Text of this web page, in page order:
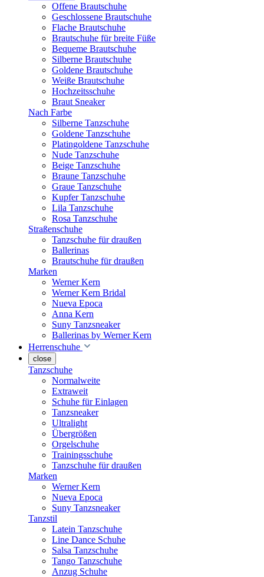
Offene Brautschuhe
Geschlossene Brautschuhe
Flache Brautschuhe
Brautschuhe für breite Füße
Bequeme Brautschuhe
Silberne Brautschuhe
Goldene Brautschuhe
Weiße Brautschuhe
Hochzeitsschuhe
Braut Sneaker
Nach Farbe
Silberne Tanzschuhe
Goldene Tanzschuhe
Platingoldene Tanzschuhe
Nude Tanzschuhe
Beige Tanzschuhe
Braune Tanzschuhe
Graue Tanzschuhe
Kupfer Tanzschuhe
Lila Tanzschuhe
Rosa Tanzschuhe
Straßenschuhe
Tanzschuhe für draußen
Ballerinas
Brautschuhe für draußen
Marken
Werner Kern
Werner Kern Bridal
Nueva Epoca
Anna Kern
Suny Tanzsneaker
Ballerinas by Werner Kern
Herrenschuhe
close
Tanzschuhe
Normalweite
Extraweit
Schuhe für Einlagen
Tanzsneaker
Ultralight
Übergrößen
Orgelschuhe
Trainingsschuhe
Tanzschuhe für draußen
Marken
Werner Kern
Nueva Epoca
Suny Tanzsneaker
Tanzstil
Latein Tanzschuhe
Line Dance Schuhe
Salsa Tanzschuhe
Tango Tanzschuhe
Anzug Schuhe